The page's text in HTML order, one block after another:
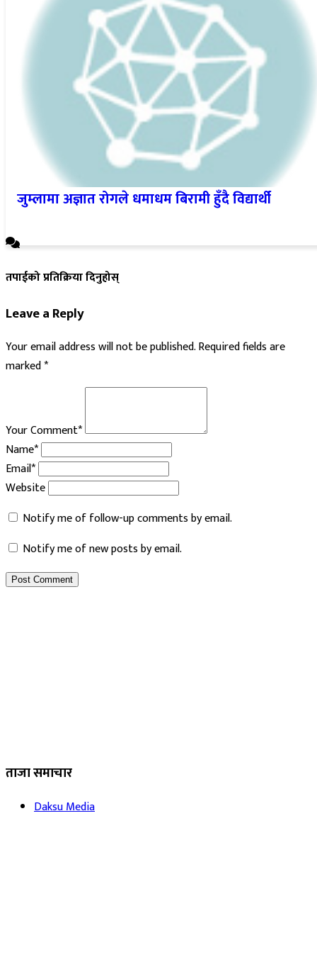
जुम्लामा अज्ञात रोगले धमाधम बिरामी हुँदै विद्यार्थी
तपाईको प्रतिक्रिया दिनुहोस्
Leave a Reply
Your email address will not be published.Required fields are
marked*
Your Comment*
Name*
Email*
Website
Notify me of follow-up comments by email.
Notify me of new posts by email.
ताजा समाचार
Daksu Media